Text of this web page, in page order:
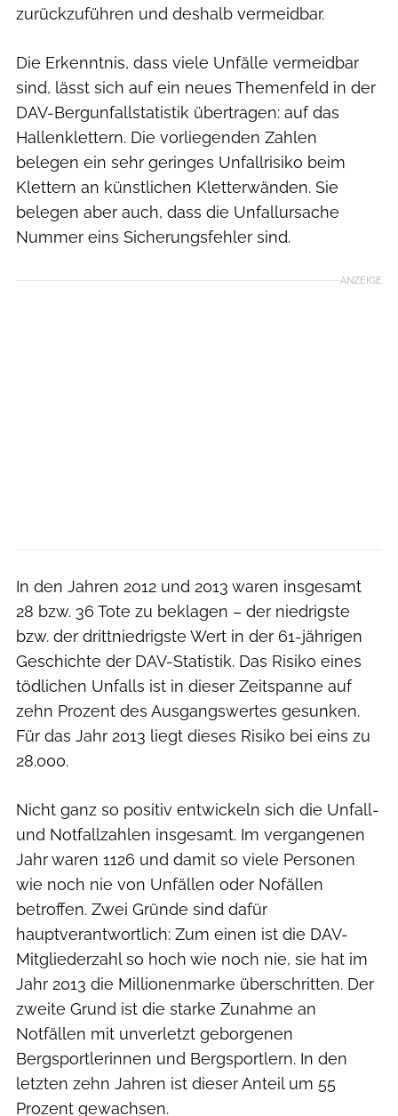
zurückzuführen und deshalb vermeidbar.
Die Erkenntnis, dass viele Unfälle vermeidbar
sind, lässt sich auf ein neues Themenfeld in der
DAV-Bergunfallstatistik übertragen: auf das
Hallenklettern. Die vorliegenden Zahlen
belegen ein sehr geringes Unfallrisiko beim
Klettern an künstlichen Kletterwänden. Sie
belegen aber auch, dass die Unfallursache
Nummer eins Sicherungsfehler sind.
ANZEIGE
In den Jahren 2012 und 2013 waren insgesamt
28 bzw. 36 Tote zu beklagen – der niedrigste
bzw. der drittniedrigste Wert in der 61-jährigen
Geschichte der DAV-Statistik. Das Risiko eines
tödlichen Unfalls ist in dieser Zeitspanne auf
zehn Prozent des Ausgangswertes gesunken.
Für das Jahr 2013 liegt dieses Risiko bei eins zu
28.000.
Nicht ganz so positiv entwickeln sich die Unfall-
und Notfallzahlen insgesamt. Im vergangenen
Jahr waren 1126 und damit so viele Personen
wie noch nie von Unfällen oder Nofällen
betroffen. Zwei Gründe sind dafür
hauptverantwortlich: Zum einen ist die DAV-
Mitgliederzahl so hoch wie noch nie, sie hat im
Jahr 2013 die Millionenmarke überschritten. Der
zweite Grund ist die starke Zunahme an
Notfällen mit unverletzt geborgenen
Bergsportlerinnen und Bergsportlern. In den
letzten zehn Jahren ist dieser Anteil um 55
Prozent gewachsen.